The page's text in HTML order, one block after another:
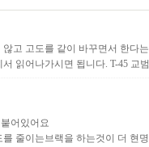
고도를 같이 바꾸면서 한
읽어나가시면 됩니다. T-45 교
어있어요
줄이는브랙을 하는것이 더 현